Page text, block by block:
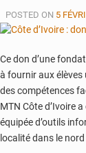
POSTED ON 5
Ce don d’une
à fournir aux
des compétences
MTN Côte d’Ivoire
équipée d’outils
localité dans le